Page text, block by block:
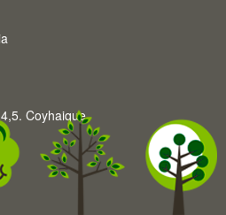
Coyhaique